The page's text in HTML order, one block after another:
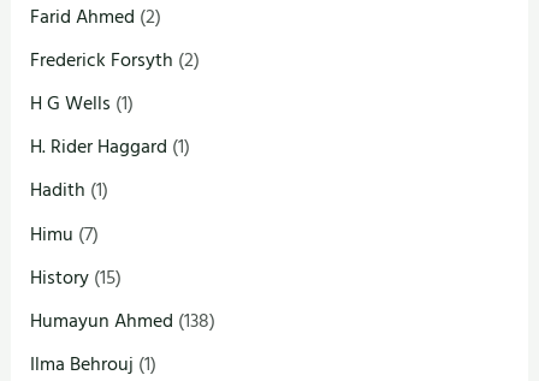
Farid Ahmed (2)
Frederick Forsyth (2)
H G Wells (1)
H. Rider Haggard (1)
Hadith (1)
Himu (7)
History(15)
Humayun Ahmed (138)
Ilma Behrouj (1)